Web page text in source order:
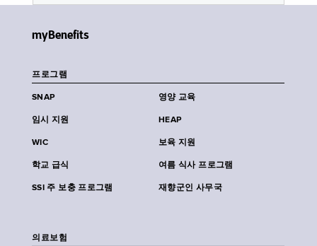
myBenefits
프로그램
SNAP 영양 교육
임시 지원 HEAP
WIC 보육 지원
학교 급식 여름 식사 프로그램
SSI 주 보충 프로그램 재향군인 사무국
의료보험